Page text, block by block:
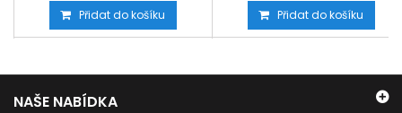
Přidat do košíku Přidat do košíku
NAŠE NABÍDKA